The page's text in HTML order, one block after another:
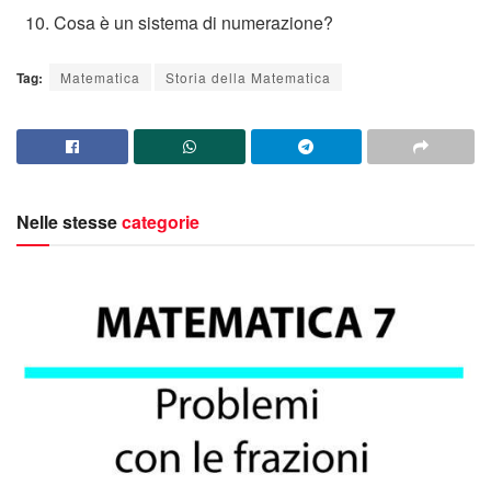
Cosa è un sistema di numerazione?
Tag: Matematica Storia della Matematica
Nelle stessecategorie